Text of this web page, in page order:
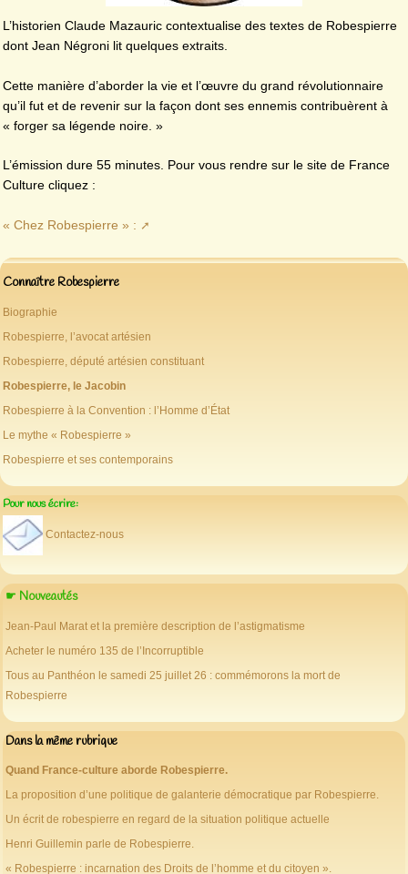
L’historien Claude Mazauric contextualise des textes de Robespierre
dont Jean Négroni lit quelques extraits.
Cette manière d’aborder la vie et l’œuvre du grand révolutionnaire
qu’il fut et de revenir sur la façon dont ses ennemis contribuèrent à
« forger sa légende noire. »
L’émission dure 55 minutes. Pour vous rendre sur le site de France
Culture cliquez :
« Chez Robespierre » :
Connaître Robespierre
Biographie
Robespierre, l’avocat artésien
Robespierre, député artésien constituant
Robespierre, le Jacobin
Robespierre à la Convention : l’Homme d’État
Le mythe « Robespierre »
Robespierre et ses contemporains
Pour nous écrire:
Contactez-nous
☛ Nouveautés
Jean-Paul Marat et la première description de l’astigmatisme
Acheter le numéro 135 de l’Incorruptible
Tous au Panthéon le samedi 25 juillet 26 : commémorons la mort de
Robespierre
Dans la même rubrique
Quand France-culture aborde Robespierre.
La proposition d’une politique de galanterie démocratique par Robespierre.
Un écrit de robespierre en regard de la situation politique actuelle
Henri Guillemin parle de Robespierre.
« Robespierre : incarnation des Droits de l’homme et du citoyen ».